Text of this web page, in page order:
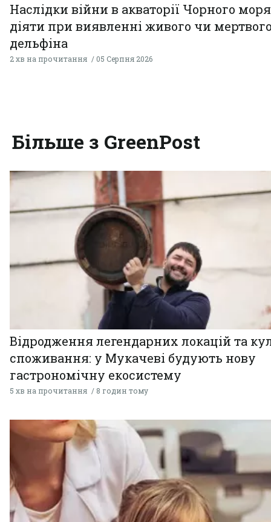
Наслідки війни в акваторії Чорного
діяти при виявленні живого чи
дельфіна
2 хв на прочитання 05 Серпня 2026
Більше з GreenPost
Відродження легендарних локацій та
споживання: у Мукачеві будують нову
гастрономічну екосистему
5 хв на прочитання 8 годин тому